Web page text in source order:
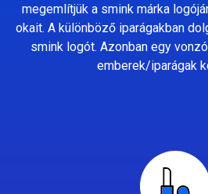
megemlítjük a smink márka
okait. A különböző iparágakban
smink logót. Azonban egy
emberek/iparágak